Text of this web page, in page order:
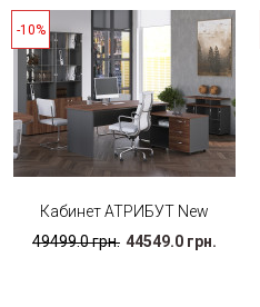
-10%
Кабинет АТРИБУТ New
49499.0 грн. 44549.0 грн.